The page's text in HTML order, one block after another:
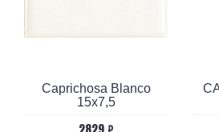
Caprichosa Blanco
15x7,5